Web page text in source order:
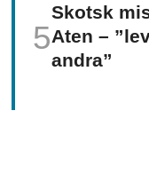
Skotsk
Aten –
andra”